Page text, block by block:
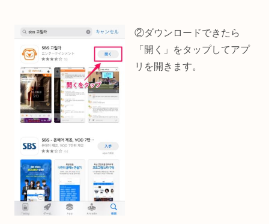
②ダウンロードできたら
「開く」をタップしてアプ
リを開きます。